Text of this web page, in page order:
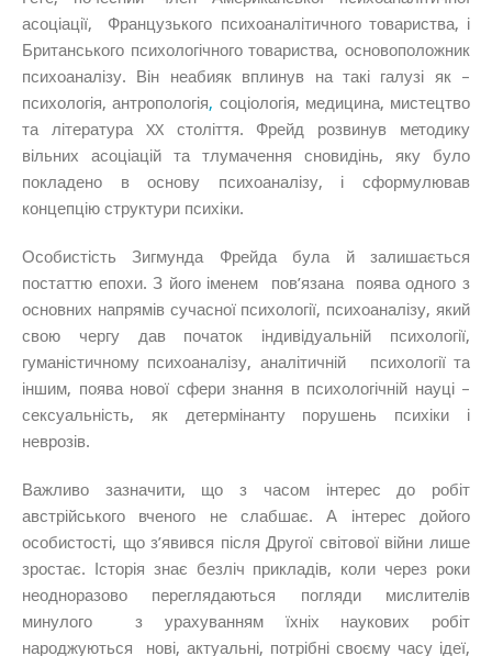
асоціації, Французького психоаналітичного товариства, і
Британського психологічного товариства, основоположник
психоаналізу. Він неабияк вплинув на такі галузі як –
психологія, антропологія, соціологія, медицина, мистецтво
та література XX століття. Фрейд розвинув методику
вільних асоціацій та тлумачення сновидінь, яку було
покладено в основу психоаналізу, і сформулював
концепцію структури психіки.
Особистість Зигмунда Фрейда була й залишається
постаттю епохи. З його іменем пов’язана поява одного з
основних напрямів сучасної психології, психоаналізу, який
свою чергу дав початок індивідуальній психології,
гуманістичному психоаналізу, аналітичній психології та
іншим, поява нової сфери знання в психологічній науці –
сексуальність, як детермінанту порушень психіки і
неврозів.
Важливо зазначити, що з часом інтерес до робіт
австрійського вченого не слабшає. А інтерес дойого
особистості, що з’явився після Другої світової війни лише
зростає. Історія знає безліч прикладів, коли через роки
неодноразово переглядаються погляди мислителів
минулого з урахуванням їхніх наукових робіт
народжуються нові, актуальні, потрібні своєму часу ідеї,